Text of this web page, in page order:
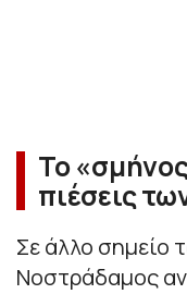
Το
πιέσεις
Σε άλλο σημείο
Νοστράδαμος